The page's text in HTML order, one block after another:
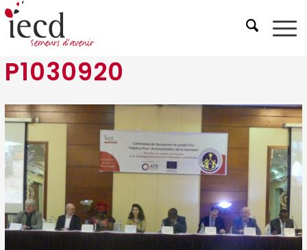
P1030920